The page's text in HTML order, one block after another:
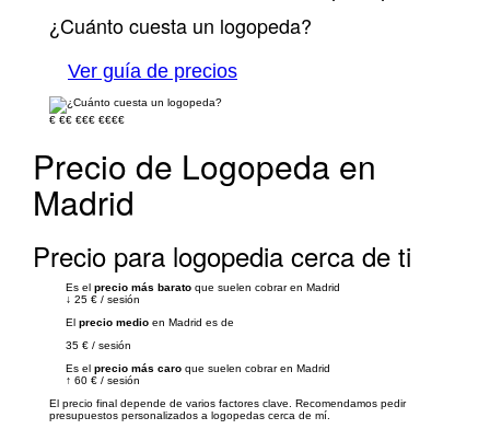
¿Cuánto cuesta un logopeda?
Ver guía de precios
€ €€ €€€ €€€€
Precio de Logopeda en
Madrid
Precio para logopedia cerca de ti
Es el precio más barato que suelen cobrar en Madrid
↓ 25 € / sesión
El precio medio en Madrid es de
35 € / sesión
Es el precio más caro que suelen cobrar en Madrid
↑ 60 € / sesión
El precio final depende de varios factores clave. Recomendamos pedir
presupuestos personalizados a logopedas cerca de mí.